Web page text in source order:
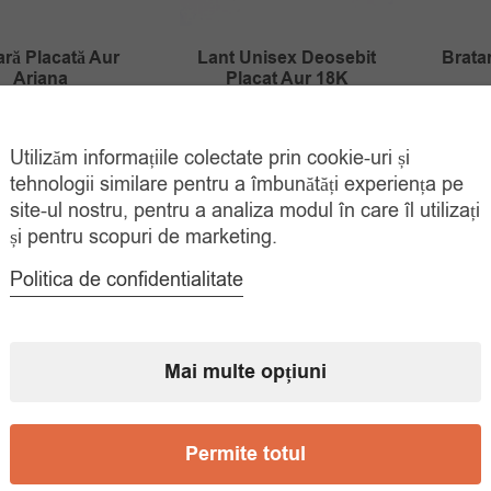
Placată Aur
Ariana
ADAUGĂ ÎN
COȘ
Lant Unisex Deosebit
Placat Aur 18K
inițial
a
fost:
curent
este:
55.00 lei.
ADAUGĂ ÎN
COȘ
Utilizăm informațiile colectate prin cookie-uri și
tehnologii similare pentru a îmbunătăți experiența pe
site-ul nostru, pentru a analiza modul în care îl utilizați
și pentru scopuri de marketing.
Politica de confidentialitate
Mai multe opțiuni
Permite totul